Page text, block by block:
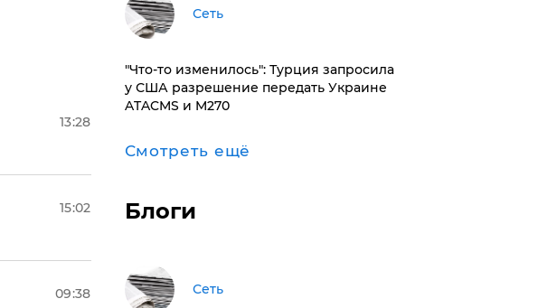
13:28
15:02
09:38
Сеть
​"Что-то изменилось": Турция запросила
у США разрешение передать Украине
ATACMS и M270
Смотреть ещё
Блоги
Сеть